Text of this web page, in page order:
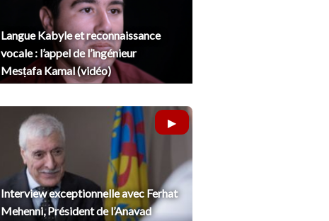
Langue Kabyle et reconnaissance
vocale : l’appel de l’ingénieur
Mesṭafa Kamal (vidéo)
Interview exceptionnelle avec Ferhat
Mehenni, Président de l’Anavad